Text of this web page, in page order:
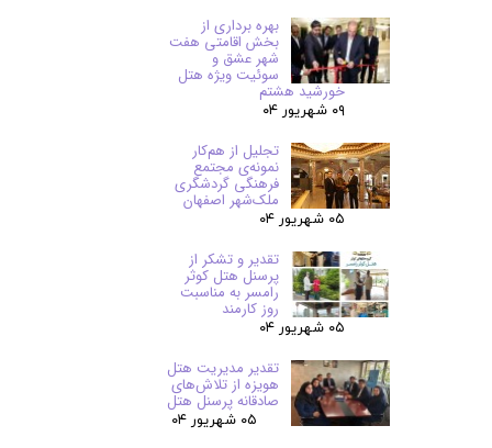
بهره برداری از
بخش اقامتی هفت
شهر عشق و
سوئیت ویژه هتل
خورشید هشتم
۰۹ شهریور ۰۴
تجلیل از هم‌کار
نمونه‌ی مجتمع
فرهنگی گردشگری
ملک‌شهر اصفهان
۰۵ شهریور ۰۴
تقدیر و تشکر از
پرسنل هتل کوثر
رامسر به مناسبت
روز کارمند
۰۵ شهریور ۰۴
تقدیر مدیریت هتل
هویزه از تلاش‌های
صادقانه پرسنل هتل
۰۵ شهریور ۰۴